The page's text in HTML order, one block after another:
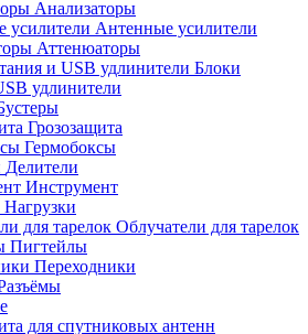
Анализаторы
Антенные усилители
Аттенюаторы
Блоки
удлинители
Грозозащита
Гермобоксы
Делители
Инструмент
Нагрузки
Облучатели для тарелок
Пигтейлы
Переходники